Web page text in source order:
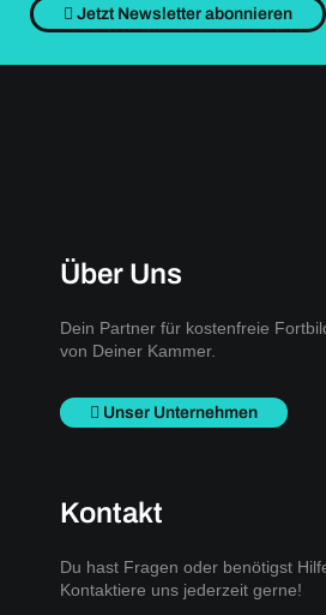
Jetzt Newsletter abonnieren
Über Uns
Dein Partner für kostenfreie
von Deiner Kammer.
Unser Unternehmen
Kontakt
Du hast Fragen oder benötigst
Kontaktiere uns jederzeit gerne!